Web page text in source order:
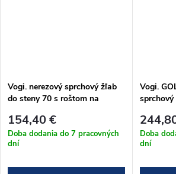
Vogi. nerezový sprchový žľab
do steny 70 s roštom na
154,40 €
Doba dodania do 7 pracovných
dní
Vogi.
Doba
dní